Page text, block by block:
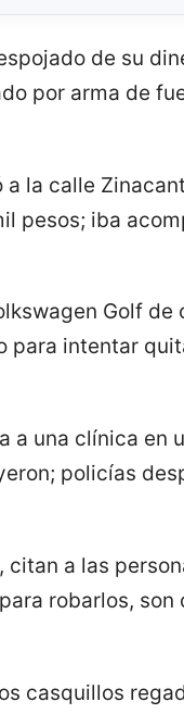
de su
por arma de
a la calle
pesos; iba
Golf
para intentar
a una clínica en
policías
citan a las
robarlos,
casquillos